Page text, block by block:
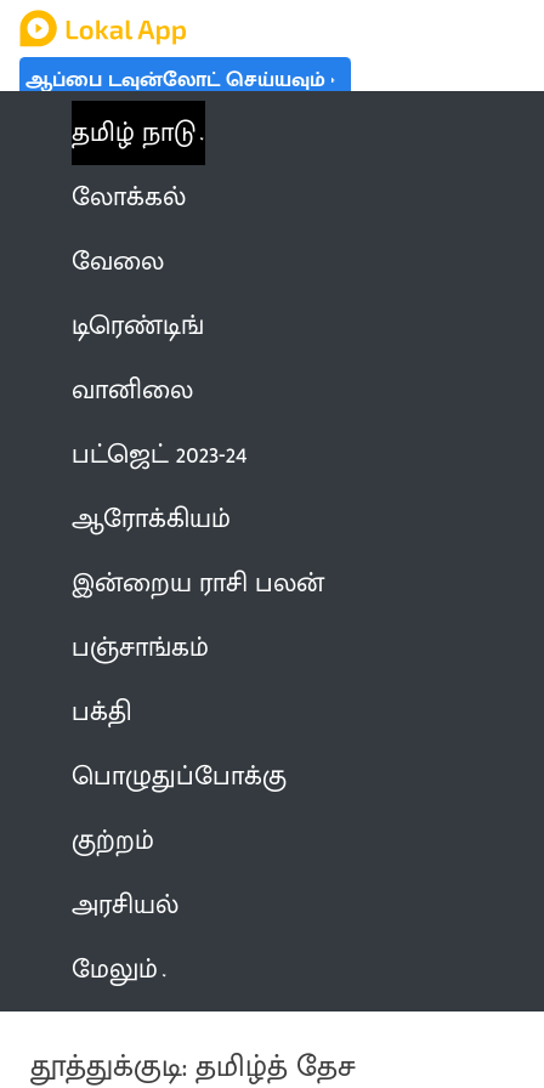
ஆப்பை டவுன்லோட் செய்யவும்
தமிழ் நாடு
லோக்கல்
வேலை
டிரெண்டிங்
வானிலை
பட்ஜெட் 2023-24
ஆரோக்கியம்
இன்றைய ராசி பலன்
பஞ்சாங்கம்
பக்தி
பொழுதுப்போக்கு
குற்றம்
அரசியல்
மேலும்
தூத்துக்குடி: தமிழ்த் தேச